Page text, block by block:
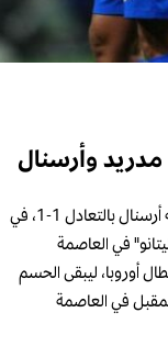
مدريد وأرسنال
انتهت المواجهة التي جمعت بين أتلتيكو مدريد وضيفه أرسنال بالتعادل 1-1، في
في العاصمة
أوروبا، ليبقى الحسم
في العاصمة